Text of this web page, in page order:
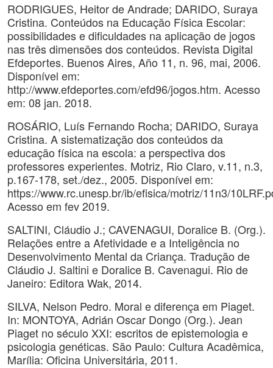
RODRIGUES, Heitor de Andrade; DARIDO, Suraya
Cristina. Conteúdos na Educação Física Escolar:
possibilidades e dificuldades na aplicação de jogos
nas três dimensões dos conteúdos. Revista Digital
Efdeportes. Buenos Aires, Año 11, n. 96, mai, 2006.
Disponível em:
http://www.efdeportes.com/efd96/jogos.htm. Acesso
em: 08 jan. 2018.
ROSÁRIO, Luís Fernando Rocha; DARIDO, Suraya
Cristina. A sistematização dos conteúdos da
educação física na escola: a perspectiva dos
professores experientes. Motriz, Rio Claro, v.11, n.3,
p.167-178, set./dez., 2005. Disponível em:
https://www.rc.unesp.br/ib/efisica/motriz/11n3/
Acesso em fev 2019.
SALTINI, Cláudio J.; CAVENAGUI, Doralice B. (Org.).
Relações entre a Afetividade e a Inteligência no
Desenvolvimento Mental da Criança. Tradução de
Cláudio J. Saltini e Doralice B. Cavenagui. Rio de
Janeiro: Editora Wak, 2014.
SILVA, Nelson Pedro. Moral e diferença em Piaget.
In: MONTOYA, Adrián Oscar Dongo (Org.). Jean
Piaget no século XXI: escritos de epistemologia e
psicologia genéticas. São Paulo: Cultura Acadêmica,
Marília: Oficina Universitária, 2011.